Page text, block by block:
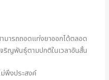
มารถถอดแท่งยาออกได้ตลอด
จริญพันธุ์ตามปกติในเวลาอันสั้น
พึงประสงค์